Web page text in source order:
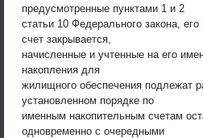
предусмотренные пунктами 1 и 2
статьи 10 Федерального закона,
счет закрывается,
начисленные и учтенные на его
накопления для
жилищного обеспечения подлежат
установленном порядке по
именным накопительным счетам
одновременно с очередными